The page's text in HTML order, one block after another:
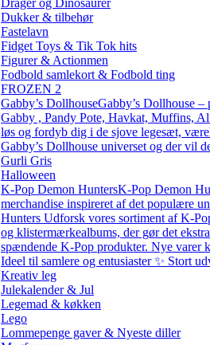
Dukker & tilbehør
Fastelavn
Fidget Toys & Tik Tok hits
Figurer & Actionmen
Fodbold samlekort & Fodbold ting
FROZEN 2
Gabby’s DollhouseGabby’s Dollhouse
Gabby , Pandy Pote, Havkat, Muffins,
løs og fordyb dig i de sjove legesæt,
Gabby’s Dollhouse universet og der vil
Gurli Gris
Halloween
K-Pop Demon HuntersK-Pop Demon
merchandise inspireret af det populære
Hunters Udforsk vores sortiment af K-
og klistermærkealbums, der gør det
spændende K-Pop produkter. Nye varer
Ideel til samlere og entusiaster ✨ Stort
Kreativ leg
Julekalender & Jul
Legemad & køkken
Lego
Lommepenge gaver & Nyeste diller